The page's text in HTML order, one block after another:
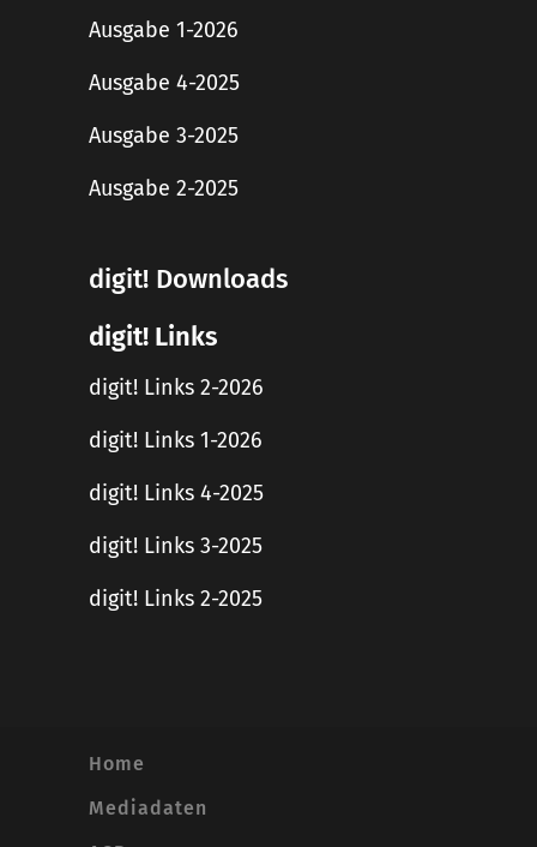
Ausgabe 1-2026
Ausgabe 4-2025
Ausgabe 3-2025
Ausgabe 2-2025
digit! Downloads
digit! Links
digit! Links 2-2026
digit! Links 1-2026
digit! Links 4-2025
digit! Links 3-2025
digit! Links 2-2025
Home
Mediadaten